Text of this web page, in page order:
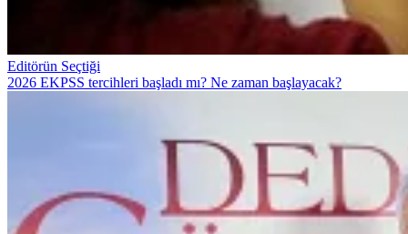
Editörün Seçtiği
2026 EKPSS tercihleri başladı mı? Ne zaman başlayacak?